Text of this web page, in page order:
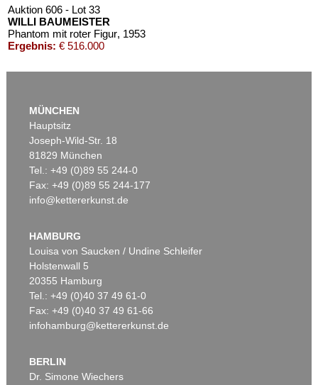
Auktion 606 - Lot 33
WILLI BAUMEISTER
Phantom mit roter Figur, 1953
Ergebnis: € 516.000
Auktion 416 - Lot 706
Ergebnis:€ 439.200
MÜNCHEN
Hauptsitz
Joseph-Wild-Str. 18
81829 München
Tel.: +49 (0)89 55 244-0
Fax: +49 (0)89 55 244-177
info@kettererkunst.de
HAMBURG
Louisa von Saucken / Undine Schleifer
Holstenwall 5
20355 Hamburg
Tel.: +49 (0)40 37 49 61-0
Fax: +49 (0)40 37 49 61-66
infohamburg@kettererkunst.de
BERLIN
Dr. Simone Wiechers